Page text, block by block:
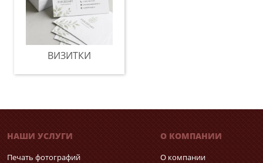
ВИЗИТКИ
НАШИ УСЛУГИ
Печать фотографий
О КОМПАНИИ
О компании